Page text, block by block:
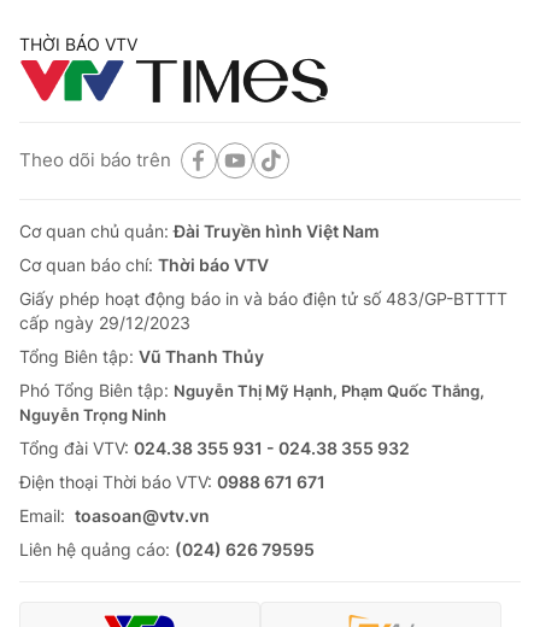
THỜI BÁO VTV
Theo dõi báo trên
Cơ quan chủ quản:Đài Truyền hình Việt Nam
Cơ quan báo chí: Thời báo VTV
Giấy phép hoạt động báo in và báo điện tử số 483/GP-BTTTT
cấp ngày 29/12/2023
Tổng Biên tập: Vũ Thanh Thủy
Phó Tổng Biên tập: Nguyễn Thị Mỹ Hạnh, Phạm Quốc Thắng,
Nguyễn Trọng Ninh
Tổng đài VTV: 024.38 355 931 - 024.38 355 932
Ðiện thoại Thời báo VTV: 0988 671 671
Email: toasoan@vtv.vn
Liên hệ quảng cáo: (024) 626 79595